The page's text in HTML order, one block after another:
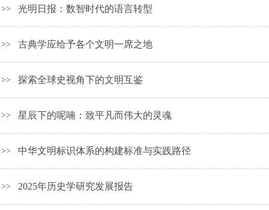
>> 光明日报：数智时代的语言转型
>> 古典学应给予各个文明一席之地
>> 探索全球史视角下的文明互鉴
>> 星辰下的呢喃：致平凡而伟大的灵魂
>> 中华文明标识体系的构建标准与实践路径
>> 2025年历史学研究发展报告